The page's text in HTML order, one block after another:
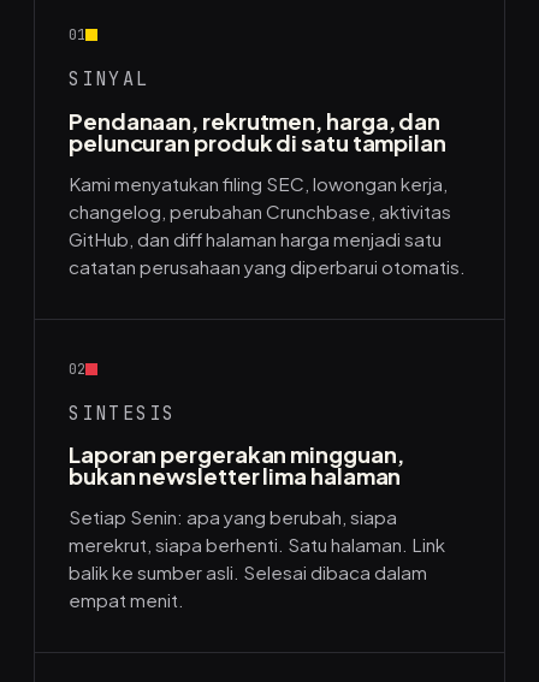
01
SINYAL
Pendanaan, rekrutmen, harga, dan
peluncuran produk di satu tampilan
Kami menyatukan filing SEC, lowongan kerja,
changelog, perubahan Crunchbase, aktivitas
GitHub, dan diff halaman harga menjadi satu
catatan perusahaan yang diperbarui otomatis.
02
SINTESIS
Laporan pergerakan mingguan,
bukan newsletter lima halaman
Setiap Senin: apa yang berubah, siapa
merekrut, siapa berhenti. Satu halaman. Link
balik ke sumber asli. Selesai dibaca dalam
empat menit.